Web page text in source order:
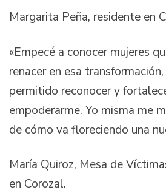
Margarita Peña, residente en
«Empecé a conocer mujeres
renacer en esa
permitido reconocer y
empoderarme. Yo misma me
de cómo va floreciendo una
María Quiroz, Mesa de
en Corozal.